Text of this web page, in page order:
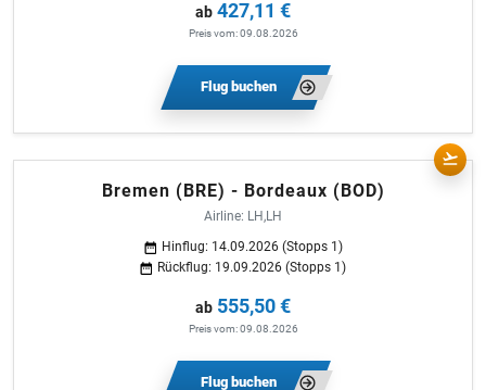
ab 427,11 €
Preis vom: 09.08.2026
Flug buchen
Bremen (BRE) - Bordeaux (BOD)
Airline: LH,LH
Hinflug: 14.09.2026 (Stopps 1)
Rückflug: 19.09.2026 (Stopps 1)
ab 555,50 €
Preis vom: 09.08.2026
Flug buchen